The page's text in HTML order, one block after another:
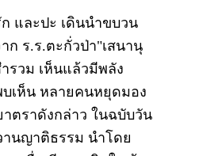
และปะ เดินนำขบวน
ร.ร.ตะกั่วป่า"เสนานุ
รวม เห็นแล้วมีพลัง
เห็น หลายคนหยุดมอง
ตราดังกล่าว ในฉบับวัน
นญาติธรรม นำโดย